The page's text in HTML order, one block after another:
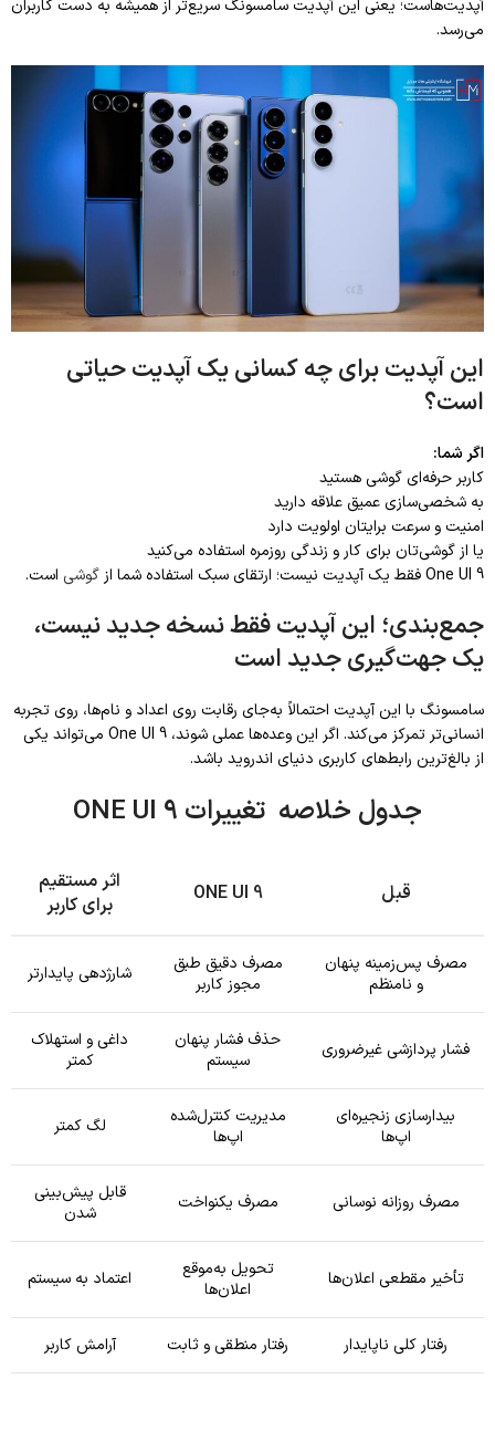
آپدیت‌هاست؛ یعنی این آپدیت سامسونگ سریع‌تر از همیشه به دست کاربران
می‌رسد.
این آپدیتبرای چه کسانی یک آپدیت حیاتی
است؟
اگر شما:
کاربر حرفه‌ای گوشی هستید
به شخصی‌سازی عمیق علاقه دارید
امنیت و سرعت برایتان اولویت دارد
یا از گوشی‌تان برای کار و زندگی روزمره استفاده می‌کنید
One UI 9 فقط یک آپدیت نیست؛ ارتقای سبک استفاده شما از
گوشی است.
جمع‌بندی؛ این آپدیت فقط نسخه جدید نیست،
یک جهت‌گیری جدید است
سامسونگ با این آپدیت احتمالاً به‌جای رقابت روی اعداد و نام‌ها، روی تجربه
انسانی‌تر تمرکز می‌کند. اگر این وعده‌ها عملی شوند، One UI 9 می‌تواند یکی
از بالغ‌ترین رابط‌های کاربری دنیای اندروید باشد.
جدول خلاصه تغییرات ONE UI 9
قبل ONE UI 9
اثر مستقیم
برای کاربر
مصرف پس‌زمینه پنهان
و نامنظم
مصرف دقیق طبق
مجوز کاربر
شارژدهی پایدارتر
فشار پردازشی غیرضروری
حذف فشار پنهان
سیستم
داغی و استهلاک
کمتر
بیدارسازی زنجیره‌ای
اپ‌ها
مدیریت کنترل‌شده
اپ‌ها
لگ کمتر
مصرف روزانه نوسانی مصرف یکنواخت
قابل پیش‌بینی
شدن
تأخیر مقطعی اعلان‌ها
تحویل به‌موقع
اعلان‌ها
اعتماد به سیستم
رفتار کلی ناپایدار رفتار منطقی و ثابت آرامش کاربر